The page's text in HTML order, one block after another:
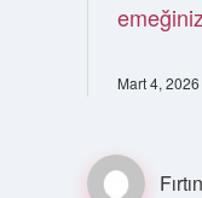
Mart 4, 2026